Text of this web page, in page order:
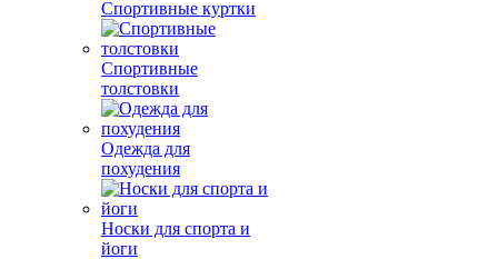
Спортивные куртки
Спортивные
толстовки
Одежда для
похудения
Носки для спорта и
йоги